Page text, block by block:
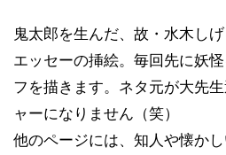
鬼太郎を生んだ、故・水木し
エッセーの挿絵。毎回先に妖
フを描きます。ネタ元が大先
ャーになりません（笑）
他のページには、知人や懐か